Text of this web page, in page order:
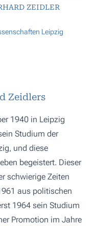
ZEIDLER
Leipzig
Zeidlers
1940 in Leipzig
Studium der
und diese
begeistert. Dieser
schwierige Zeiten
aus politischen
1964 sein Studium
Promotion im Jahre